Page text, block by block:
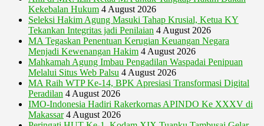
Kekebalan Hukum 4 August 2026
Seleksi Hakim Agung Masuki Tahap Krusial, Ketua KY
Tekankan Integritas jadi Penilaian 4 August 2026
MA Tegaskan Penentuan Kerugian Keuangan Negara
Menjadi Kewenangan Hakim 4 August 2026
Mahkamah Agung Imbau Pengadilan Waspadai Penipuan
Melalui Situs Web Palsu 4 August 2026
MA Raih WTP Ke-14, BPK Apresiasi Transformasi Digital
Peradilan 4 August 2026
IMO-Indonesia Hadiri Rakerkornas APINDO Ke XXXV di
Makassar 4 August 2026